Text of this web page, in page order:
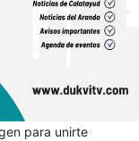
para unirte